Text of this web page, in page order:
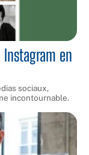
en
sociaux,
incontournable.